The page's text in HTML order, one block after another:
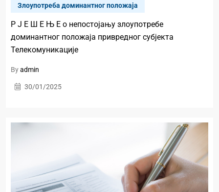
Злоупотреба доминантног положаја
Р Ј Е Ш Е Њ Е о непостојању злоупотребе
доминантног положаја привредног субјекта
Телекомуникације
Byadmin
30/01/2025